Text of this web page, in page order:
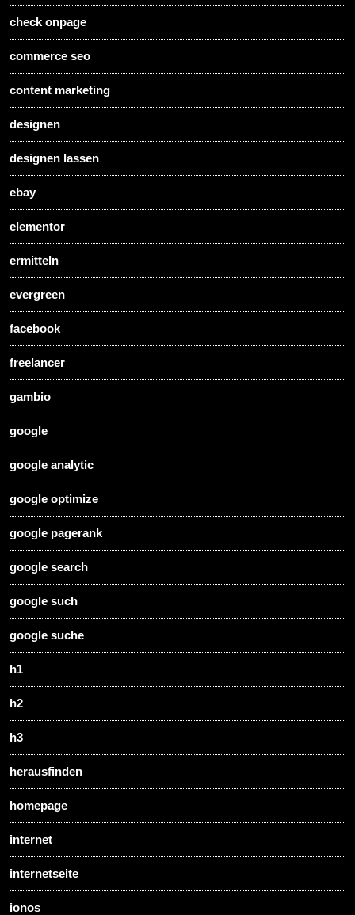
check onpage
commerce seo
content marketing
designen
designen lassen
ebay
elementor
ermitteln
evergreen
facebook
freelancer
gambio
google
google analytic
google optimize
google pagerank
google search
google such
google suche
h1
h2
h3
herausfinden
homepage
internet
internetseite
ionos